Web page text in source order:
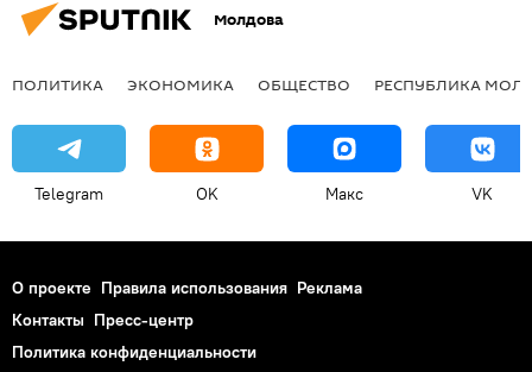
Молдова
ПОЛИТИКА ЭКОНОМИКА ОБЩЕСТВО РЕСПУБЛИКА
Telegram OK Макс VK
О проекте Правила использования Реклама
Контакты Пресс-центр
Политика конфиденциальности